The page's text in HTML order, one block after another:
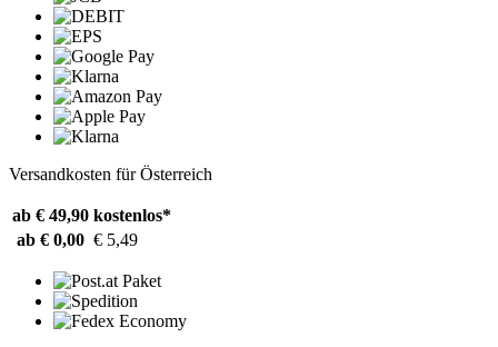
Versandkosten für Österreich
ab € 49,90 kostenlos*
ab € 0,00 € 5,49